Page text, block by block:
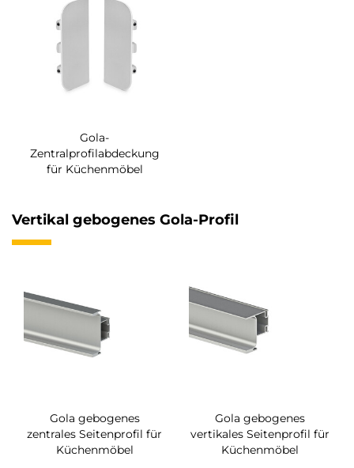
Gola-
Zentralprofilabdeckung
für Küchenmöbel
Vertikal gebogenes Gola-Profil
Gola gebogenes
zentrales Seitenprofil für
Küchenmöbel
Gola gebogenes
vertikales Seitenprofil für
Küchenmöbel